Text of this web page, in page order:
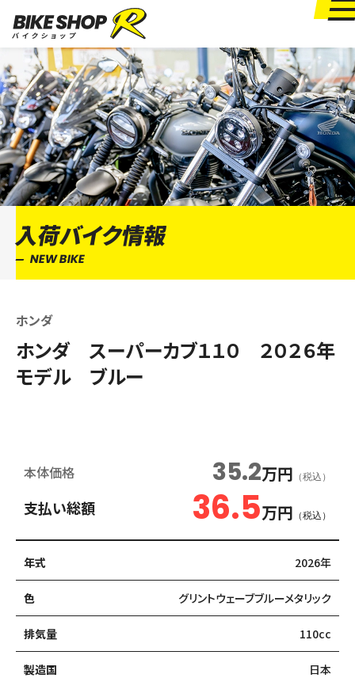
入荷バイク情報
NEW BIKE
ホンダ
ホンダ スーパーカブ１１０ ２０２６年
モデル ブルー
本体価格 35.2万円 （税込）
支払い総額 36.5万円 （税込）
年式 2026年
色 グリントウェーブブルーメタリック
排気量 110cc
製造国 日本